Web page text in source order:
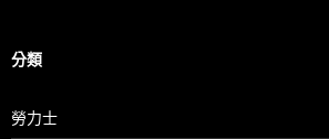
分類
勞力士